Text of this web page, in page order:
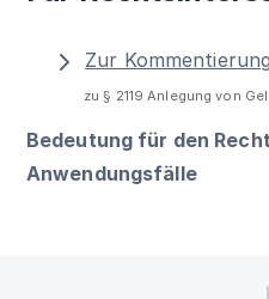
Zur
zu § 2119 Anlegung von
Bedeutung für den
Anwendungsfälle